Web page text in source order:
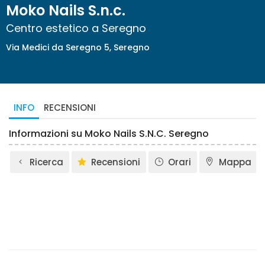
Moko Nails S.n.c.
Centro estetico a Seregno
Via Medici da Seregno 5, Seregno
INFO RECENSIONI
Informazioni su Moko Nails S.N.C. Seregno
Ricerca Recensioni Orari Mappa